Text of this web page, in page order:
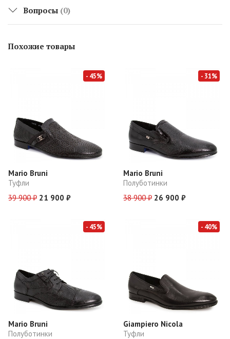
Вопросы (0)
Похожие товары
- 45%
Mario Bruni
Туфли
39 900 ₽ 21 900 ₽
- 31%
Mario Bruni
Полуботинки
38 900 ₽ 26 900 ₽
- 45%
Mario Bruni
Полуботинки
- 40%
Giampiero Nicola
Туфли